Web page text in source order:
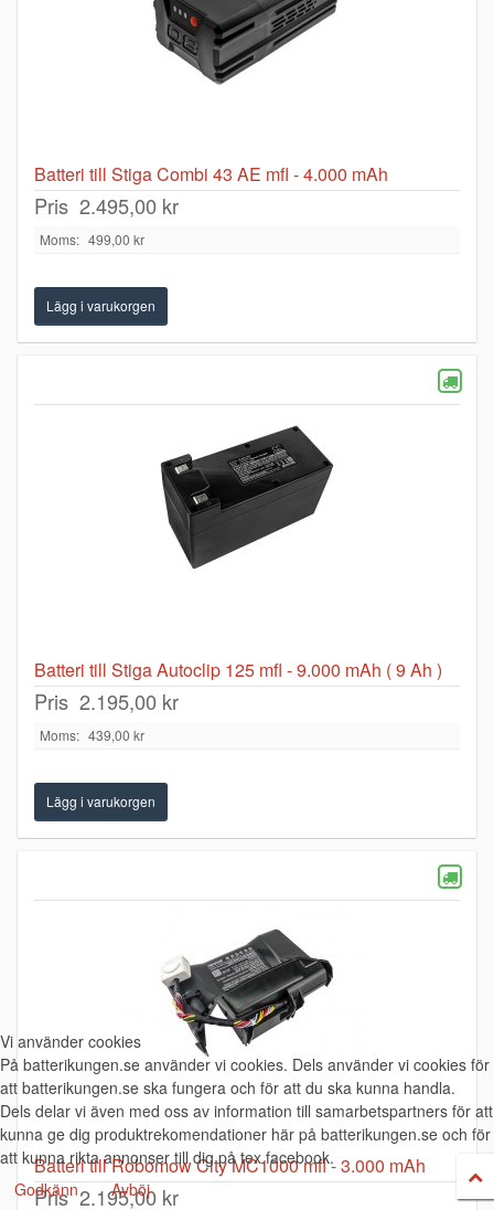
Batteri till Stiga Combi 43 AE mfl - 4.000 mAh
Pris 2.495,00 kr
Moms: 499,00 kr
Batteri till Stiga Autoclip 125 mfl - 9.000 mAh ( 9 Ah )
Pris 2.195,00 kr
Moms: 439,00 kr
Batteri till Robomow City MC1000 mfl - 3.000 mAh
Pris2.195,00 kr
Vi använder cookies
På batterikungen.se använder vi cookies. Dels använder vi cookies för
att batterikungen.se ska fungera och för att du ska kunna handla.
Dels delar vi även med oss av information till samarbetspartners för att
kunna ge dig produktrekomendationer här på batterikungen.se och för
att kunna rikta annonser till dig på tex facebook.
Godkänn
Avböj